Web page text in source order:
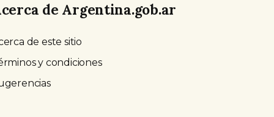
de Argentina.gob.ar
de este sitio
y condiciones